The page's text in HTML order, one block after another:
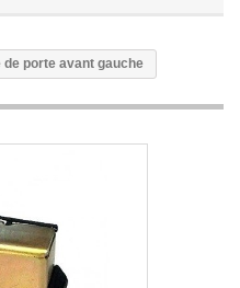
de porte avant gauche